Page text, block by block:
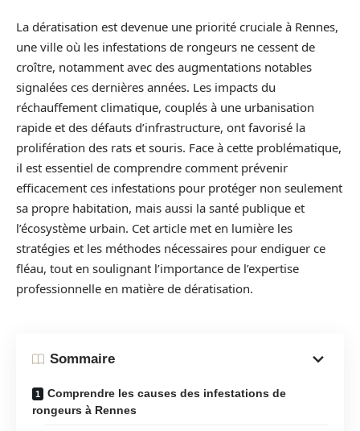
La dératisation est devenue une priorité cruciale à Rennes,
une ville où les infestations de rongeurs ne cessent de
croître, notamment avec des augmentations notables
signalées ces dernières années. Les impacts du
réchauffement climatique, couplés à une urbanisation
rapide et des défauts d’infrastructure, ont favorisé la
prolifération des rats et souris. Face à cette problématique,
il est essentiel de comprendre comment prévenir
efficacement ces infestations pour protéger non seulement
sa propre habitation, mais aussi la santé publique et
l’écosystème urbain. Cet article met en lumière les
stratégies et les méthodes nécessaires pour endiguer ce
fléau, tout en soulignant l’importance de l’expertise
professionnelle en matière de dératisation.
Sommaire
Comprendre les causes des infestations de
rongeurs à Rennes